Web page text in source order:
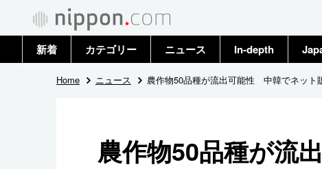
新着 カテゴリー
政治・外交
国際
ニュース
トップ
In-depth
Home ニュース 農作物50品種が流出可能性 中韓でネット
農作物50品種が流